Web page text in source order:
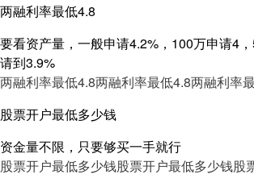
两融利率最低4.8
要看资产量，一般申请4.2%，100万申请4
请到3.9%
两融利率最低4.8两融利率最低4.8两融利率
股票开户最低多少钱
资金量不限，只要够买一手就行
股票开户最低多少钱股票开户最低多少钱股